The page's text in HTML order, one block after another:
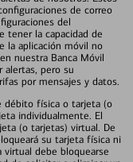
de correo
del
tener la capacidad de
la aplicación móvil no
nuestra Banca Móvil
alertas, pero su
por mensajes y datos.
débito física o tarjeta (o
individualmente. El
(o tarjetas) virtual. De
su tarjeta física ni
debe bloquearse